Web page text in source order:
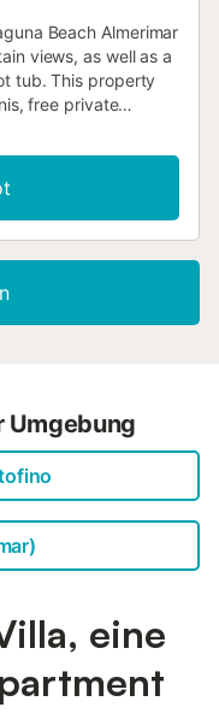
Beach Almerimar
views, as well as a
tub. This property
free private
Umgebung
eine